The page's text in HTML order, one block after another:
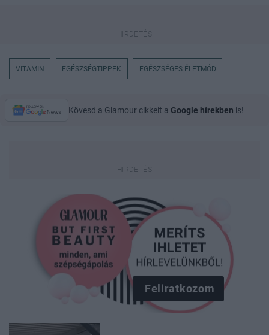
VITAMIN EGÉSZSÉGTIPPEK EGÉSZSÉGES ÉLETMÓD
Kövesd a Glamour cikkeit a Google hírekben is!
Feliratkozom